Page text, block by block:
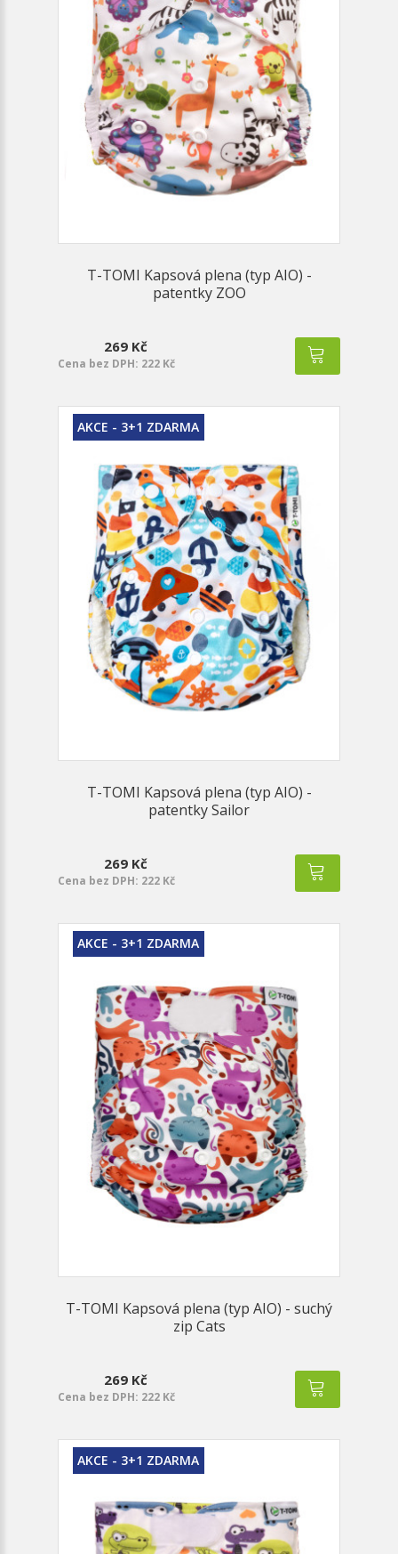
T-TOMI Kapsová plena (typ AIO) -
patentky ZOO
269 Kč
Cena bez DPH: 222 Kč
AKCE - 3+1 ZDARMA
T-TOMI Kapsová plena (typ AIO) -
patentky Sailor
269 Kč
Cena bez DPH: 222 Kč
AKCE - 3+1 ZDARMA
T-TOMI Kapsová plena (typ AIO) - suchý
zip Cats
269 Kč
Cena bez DPH: 222 Kč
AKCE - 3+1 ZDARMA